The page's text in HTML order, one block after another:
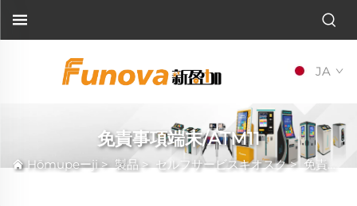
JA
免責事項端末/ATM11
Hōmupeーji>製品>セルフサービスキオスク>免責事項端末/ATM11